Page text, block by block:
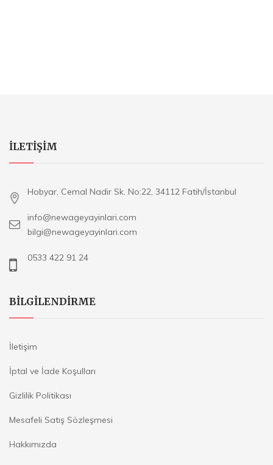
ILETIŞIM
Hobyar, Cemal Nadir Sk. No:22, 34112 Fatih/İstanbul
info@newageyayinlari.com
bilgi@newageyayinlari.com
0533 422 91 24
BILGILENDIRME
İletişim
İptal ve İade Koşulları
Gizlilik Politikası
Mesafeli Satış Sözleşmesi
Hakkımızda